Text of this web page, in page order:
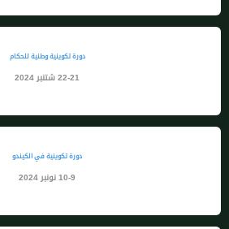
دورة تكوينية وطنية للحكام
22-21 شتنبر 2024
دورة تكوينية في الكيندو
10-9 نونبر 2024